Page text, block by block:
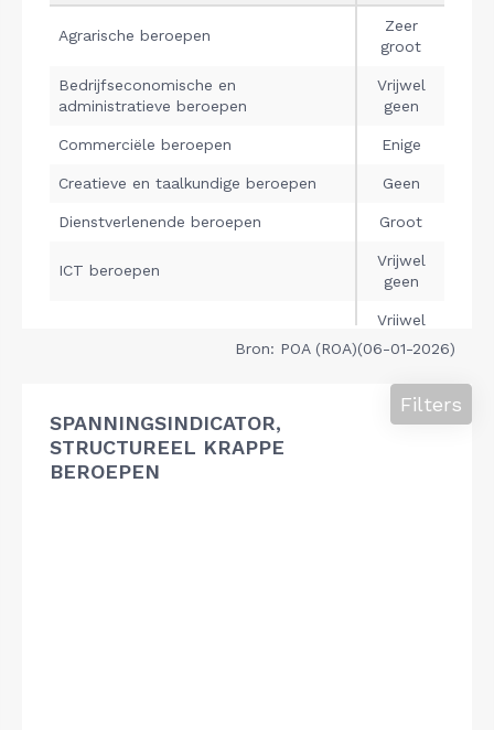
Bron: POA (ROA)(06-01-2026)
SPANNINGSINDICATOR,
STRUCTUREEL KRAPPE
BEROEPEN
Filters